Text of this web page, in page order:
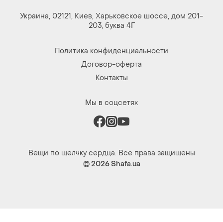
Украина, 02121, Киев, Харьковское шоссе, дом 201-
203, буква 4Г
Политика конфиденциальности
Договор-оферта
Контакты
Мы в соцсетях
Вещи по щелчку сердца. Все права защищены
© 2026Shafa.ua